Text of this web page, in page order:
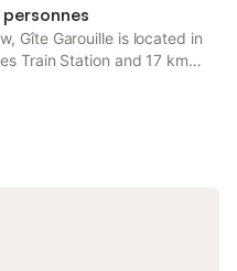
Gîte Garouille is located in
Train Station and 17 km
18 km from Abbaye